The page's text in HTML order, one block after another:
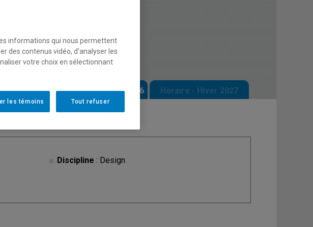
2026 Horaire - Automne 2026 Horaire - Hiver 2027
Discipline : Design
informations qui nous permettent
des contenus vidéo, d’analyser les
votre choix en sélectionnant
Tout refuser
les témoins